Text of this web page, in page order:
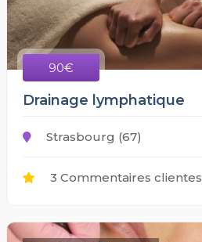
90€
Drainage lymphatique
Strasbourg (67)
3 Commentaires clientes